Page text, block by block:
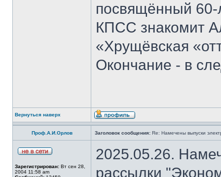
посвящённый 60-
КПСС знакомит
«Хрущёвская
Окончание - в
Вернуться наверх
Проф.А.И.Орлов Заголовок сообщения: Re: Намечены выпуски
Зарегистрирован: Вт сен 28,
2004 11:58 am
2025.05.26.
рассылки